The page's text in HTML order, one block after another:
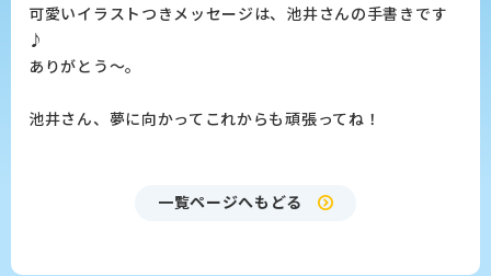
可愛いイラストつきメッセージは、池井さんの手書きです
♪
ありがとう～。
池井さん、夢に向かってこれからも頑張ってね！
一覧ページへもどる